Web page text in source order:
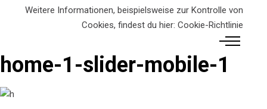
Weitere Informationen, beispielsweise zur Kontrolle von
Cookies, findest du hier: Cookie-Richtlinie
home-1-slider-mobile-1